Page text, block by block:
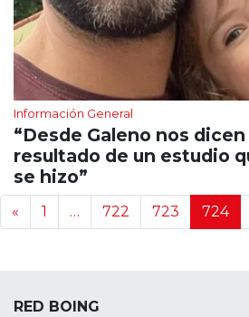
Información General
“Desde Galeno nos
resultado de un estudio
se hizo”
Navegación de
« 1 … 722 723 724
RED BOING